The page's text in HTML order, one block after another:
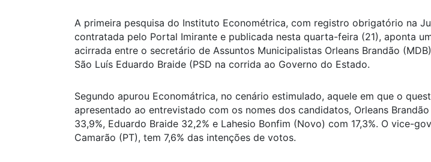
A primeira pesquisa do Instituto Econométrica, com registro obrigatório na
contratada pelo Portal Imirante e publicada nesta quarta-feira (21), aponta
acirrada entre o secretário de Assuntos Municipalistas Orleans Brandão
São Luís Eduardo Braide (PSD na corrida ao Governo do Estado.
Segundo apurou Economátrica, no cenário estimulado, aquele em que o
apresentado ao entrevistado com os nomes dos candidatos, Orleans
33,9%, Eduardo Braide 32,2% e Lahesio Bonfim (Novo) com 17,3%. O vice-
Camarão (PT), tem 7,6% das intenções de votos.